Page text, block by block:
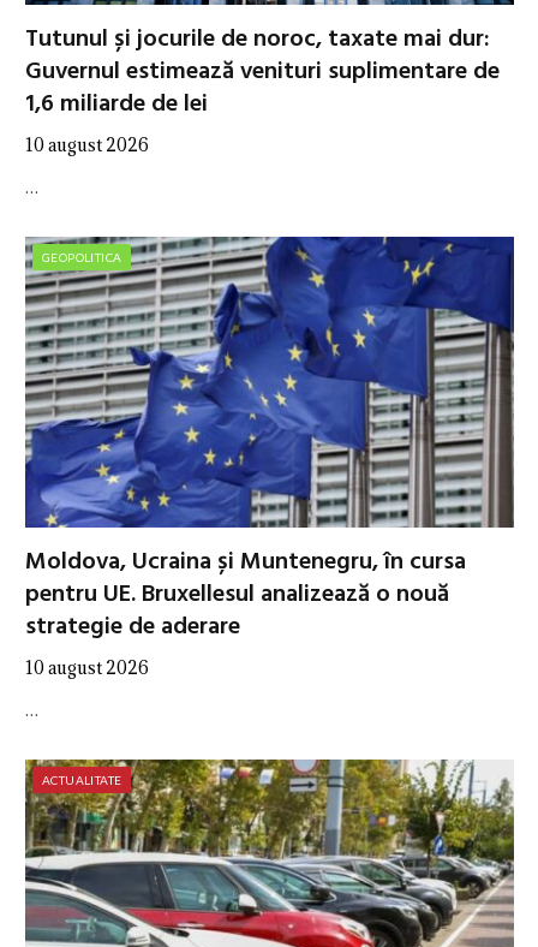
Tutunul și jocurile de noroc, taxate mai dur:
Guvernul estimează venituri suplimentare de
1,6 miliarde de lei
10 august 2026
…
GEOPOLITICA
Moldova, Ucraina și Muntenegru, în cursa
pentru UE. Bruxellesul analizează o nouă
strategie de aderare
10 august 2026
…
ACTUALITATE